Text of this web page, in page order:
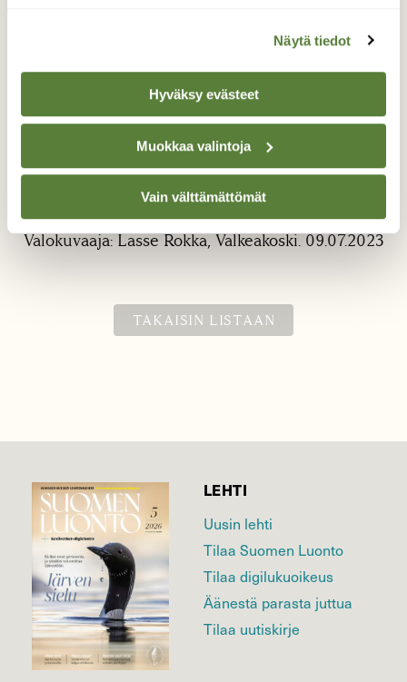
Näytä tiedot
Hyväksy evästeet
Muokkaa valintoja
Vain välttämättömät
Kurjenkello.
Kaunis kellokukka kukkii juuri nyt runsaana.
Valokuvaaja: Lasse Rokka, Valkeakoski. 09.07.2023
TAKAISIN LISTAAN
LEHTI
Uusin lehti
Tilaa Suomen Luonto
Tilaa digilukuoikeus
Äänestä parasta juttua
Tilaa uutiskirje